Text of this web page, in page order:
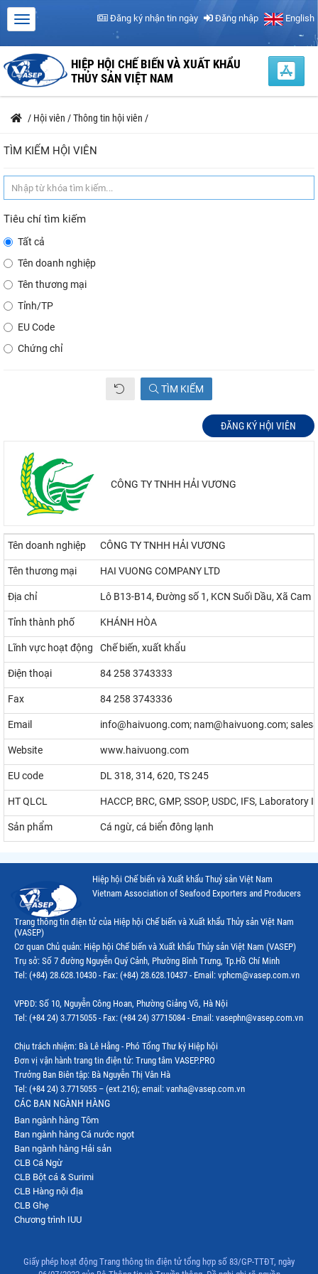
Đăng ký nhận tin ngày Đăng nhập English
HIỆP HỘI CHẾ BIẾN VÀ XUẤT KHẨU
THỦY SẢN VIỆT NAM
/ Hội viên /Thông tin hội viên /
TÌM KIẾM HỘI VIÊN
Tiêu chí tìm kiếm
Tất cả
Tên doanh nghiệp
Tên thương mại
Tỉnh/TP
EU Code
Chứng chỉ
TÌM KIẾM
ĐĂNG KÝ HỘI VIÊN
CÔNG TY TNHH HẢI VƯƠNG
Tên doanh nghiệp CÔNG TY TNHH HẢI VƯƠNG
Tên thương mại HAI VUONG COMPANY LTD
Địa chỉ Lô B13-B14, Đường số 1, KCN Suối Dầu, Xã Cam
Tỉnh thành phố KHÁNH HÒA
Lĩnh vực hoạt động Chế biến, xuất khẩu
Điện thoại 84 258 3743333
Fax 84 258 3743336
Email info@haivuong.com; nam@haivuong.com;
Website www.haivuong.com
EU code DL 318, 314, 620, TS 245
HT QLCL HACCP, BRC, GMP, SSOP, USDC, IFS, Laboratory
Sản phẩm Cá ngừ, cá biển đông lạnh
Hiệp hội Chế biến và Xuất khẩu Thuỷ sản Việt Nam
Vietnam Association of Seafood Exporters and Producers
Trang thông tin điện tử của Hiệp hội Chế biến và Xuất khẩu Thủy sản Việt Nam
(VASEP)
Cơ quan Chủ quản: Hiệp hội Chế biến và Xuất khẩu Thủy sản Việt Nam (VASEP)
Trụ sở: Số 7 đường Nguyễn Quý Cảnh, Phường Bình Trưng, Tp.Hồ Chí Minh
Tel: (+84) 28.628.10430 - Fax: (+84) 28.628.10437 - Email: vphcm@vasep.com.vn
VPĐD: Số 10, Nguyễn Công Hoan, Phường Giảng Võ, Hà Nội
Tel: (+84 24) 3.7715055 - Fax: (+84 24) 37715084 - Email: vasephn@vasep.com.vn
Chịu trách nhiệm: Bà Lê Hằng - Phó Tổng Thư ký Hiệp hội
Đơn vị vận hành trang tin điện tử: Trung tâm VASEP.PRO
Trưởng Ban Biên tập: Bà Nguyễn Thị Vân Hà
Tel: (+84 24) 3.7715055 – (ext.216); email: vanha@vasep.com.vn
CÁC BAN NGÀNH HÀNG
Ban ngành hàng Tôm
Ban ngành hàng Cá nước ngọt
Ban ngành hàng Hải sản
CLB Cá Ngừ
CLB Bột cá & Surimi
CLB Hàng nội địa
CLB Ghẹ
Chương trình IUU
Giấy phép hoạt động Trang thông tin điện tử tổng hợp số 83/GP-TTĐT, ngày